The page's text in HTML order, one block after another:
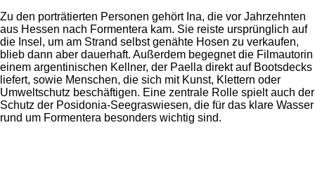
Zu den porträtierten Personen gehört Ina, die vor Jahrzehnten
aus Hessen nach Formentera kam. Sie reiste ursprünglich auf
die Insel, um am Strand selbst genähte Hosen zu verkaufen,
blieb dann aber dauerhaft. Außerdem begegnet die Filmautorin
einem argentinischen Kellner, der Paella direkt auf Bootsdecks
liefert, sowie Menschen, die sich mit Kunst, Klettern oder
Umweltschutz beschäftigen. Eine zentrale Rolle spielt auch der
Schutz der Posidonia-Seegraswiesen, die für das klare Wasser
rund um Formentera besonders wichtig sind.